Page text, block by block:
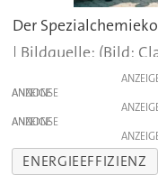
(Bild:
ANZEIGE
ANZEIGE
ENERGIEEFFIZIENZ